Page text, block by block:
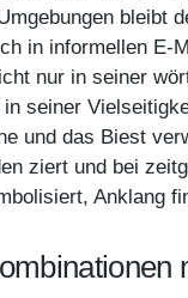
bleibt
in informellen E-
nur in seiner
seiner
und das Biest
ziert und bei
Anklang